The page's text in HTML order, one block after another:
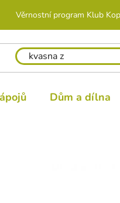
Věrnostní program Klub
Dům a dílna